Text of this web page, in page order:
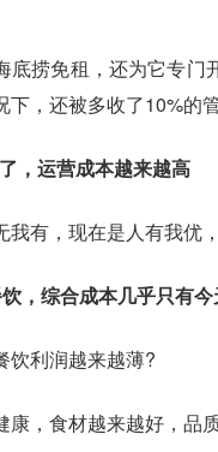
底捞免租，还为它专
下，还被多收了10%的
，运营成本越来越高
有，现在是人有我优，
，综合成本几乎只有
饮利润越来越薄?
康，食材越来越好，品